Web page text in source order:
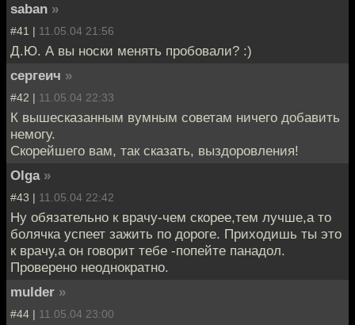
saban »
#41 | 11.05.04 21:56
Д.Ю. А вы носки менять пробовали? :)
сергеич »
#42 | 11.05.04 22:33
К вышесказанным вумным советам ничего добавить
немогу.
Скорейшего вам, так сказать, выздоровления!
Olga »
#43 | 11.05.04 22:42
Ну обязательно к врачу-чем скорее,тем лучше,а то
болячка успеет зажить по дороге. Приходишь ты это
к врачу,а он говорит тебе -попейте панадол.
Проверено неоднократно.
mulder »
#44 | 11.05.04 23:00